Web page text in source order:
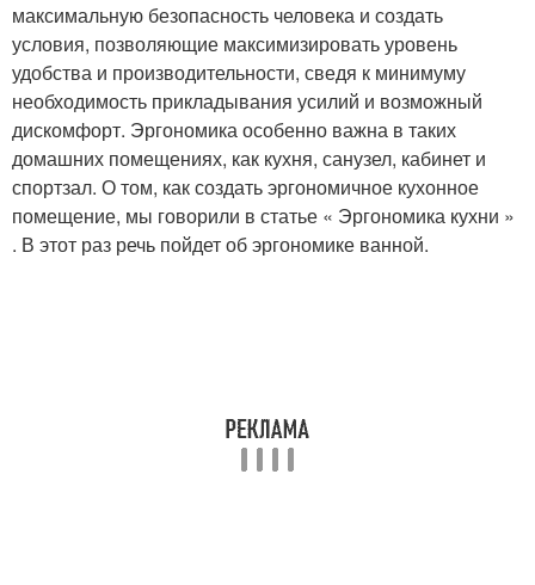
максимальную безопасность человека и создать
условия, позволяющие максимизировать уровень
удобства и производительности, сведя к минимуму
необходимость прикладывания усилий и возможный
дискомфорт. Эргономика особенно важна в таких
домашних помещениях, как кухня, санузел, кабинет и
спортзал. О том, как создать эргономичное кухонное
помещение, мы говорили в статье « Эргономика кухни »
. В этот раз речь пойдет об эргономике ванной.